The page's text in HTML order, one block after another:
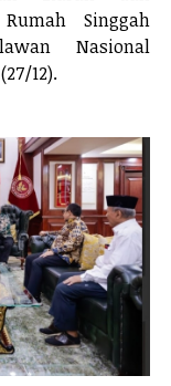
Singgah
Nasional
12).